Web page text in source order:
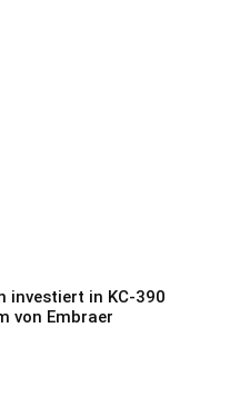
investiert in KC-390
von Embraer